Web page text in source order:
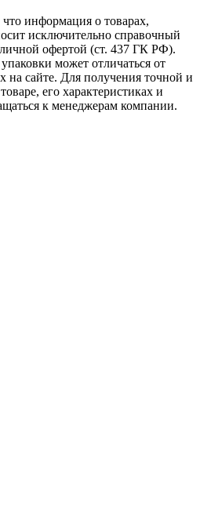
информация о товарах,
исключительно справочный
офертой (ст. 437 ГК РФ).
может отличаться от
на сайте. Для получения точной и
его характеристиках и
к менеджерам компании.